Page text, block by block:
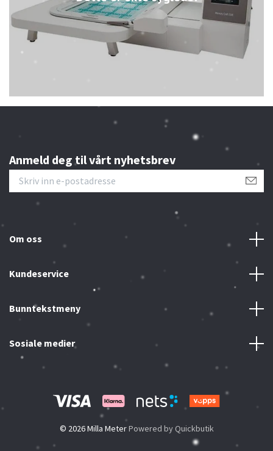
Anmeld deg til vårt nyhetsbrev
Om oss
Kundeservice
Bunntekstmeny
Sosiale medier
© 2026 Milla MeterPowered by Quickbutik